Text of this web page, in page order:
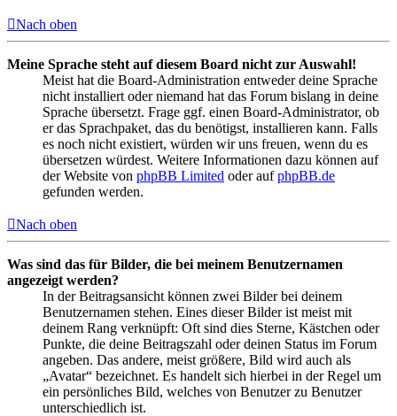
Nach oben
Meine Sprache steht auf diesem Board nicht zur Auswahl!
Meist hat die Board-Administration entweder deine Sprache
nicht installiert oder niemand hat das Forum bislang in deine
Sprache übersetzt. Frage ggf. einen Board-Administrator, ob
er das Sprachpaket, das du benötigst, installieren kann. Falls
es noch nicht existiert, würden wir uns freuen, wenn du es
übersetzen würdest. Weitere Informationen dazu können auf
der Website von phpBB Limited oder aufphpBB.de
gefunden werden.
Nach oben
Was sind das für Bilder, die bei meinem Benutzernamen
angezeigt werden?
In der Beitragsansicht können zwei Bilder bei deinem
Benutzernamen stehen. Eines dieser Bilder ist meist mit
deinem Rang verknüpft: Oft sind dies Sterne, Kästchen oder
Punkte, die deine Beitragszahl oder deinen Status im Forum
angeben. Das andere, meist größere, Bild wird auch als
„Avatar“ bezeichnet. Es handelt sich hierbei in der Regel um
ein persönliches Bild, welches von Benutzer zu Benutzer
unterschiedlich ist.